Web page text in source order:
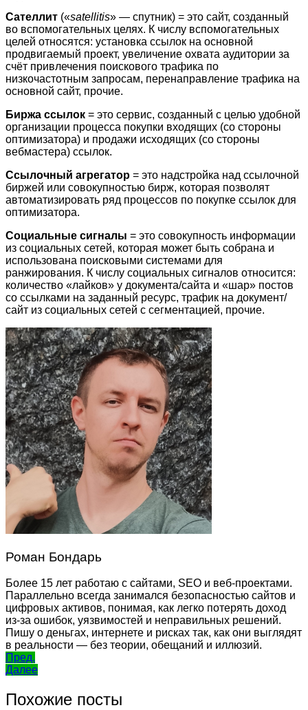
Сателлит («satellitis» — спутник) = это сайт, созданный
во вспомогательных целях. К числу вспомогательных
целей относятся: установка ссылок на основной
продвигаемый проект, увеличение охвата аудитории за
счёт привлечения поискового трафика по
низкочастотным запросам, перенаправление трафика на
основной сайт, прочие.
Биржа ссылок = это сервис, созданный с целью удобной
организации процесса покупки входящих (со стороны
оптимизатора) и продажи исходящих (со стороны
вебмастера) ссылок.
Ссылочный агрегатор = это надстройка над ссылочной
биржей или совокупностью бирж, которая позволят
автоматизировать ряд процессов по покупке ссылок для
оптимизатора.
Социальные сигналы = это совокупность информации
из социальных сетей, которая может быть собрана и
использована поисковыми системами для
ранжирования. К числу социальных сигналов относится:
количество «лайков» у документа/сайта и «шар» постов
со ссылками на заданный ресурс, трафик на документ/
сайт из социальных сетей с сегментацией, прочие.
Роман Бондарь
Более 15 лет работаю с сайтами, SEO и веб-проектами.
Параллельно всегда занимался безопасностью сайтов и
цифровых активов, понимая, как легко потерять доход
из-за ошибок, уязвимостей и неправильных решений.
Пишу о деньгах, интернете и рисках так, как они выглядят
в реальности — без теории, обещаний и иллюзий.
Навигация
по
записям
Пред.
Далее
Похожие посты